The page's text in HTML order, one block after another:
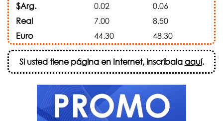
$Arg.
0.02
0.06
Real
7.00
8.50
Euro
44.30 48.30
Si usted tiene página en Internet, inscríbalaaquí.